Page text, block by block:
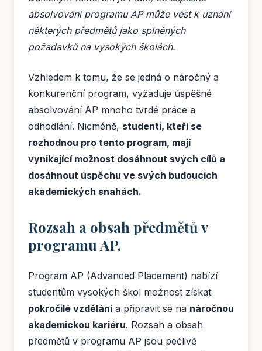
absolvování programu AP může vést k uznání
některých předmětů jako splněných
požadavků na vysokých školách.
Vzhledem k tomu, že se jedná o náročný a
konkurenční program, vyžaduje úspěšné
absolvování AP mnoho tvrdé práce a
odhodlání. Nicméně, studenti, kteří se
rozhodnou pro tento program, mají
vynikající možnost dosáhnout svých cílů a
dosáhnout úspěchu ve svých budoucích
akademických snahách.
Rozsah a obsah předmětů v
programu AP.
Program AP (Advanced Placement) nabízí
studentům vysokých škol možnost získat
pokročilé vzdělánía připravit se na náročnou
akademickou kariéru. Rozsah a obsah
předmětů v programu AP jsou pečlivě